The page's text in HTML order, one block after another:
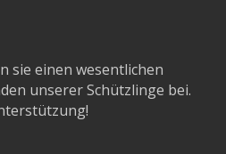
sie einen wesentlichen
unserer Schützlinge bei.